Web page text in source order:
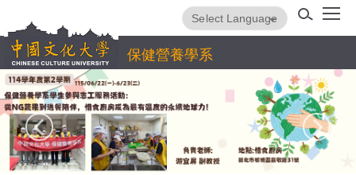
到
主
要
內
容
區
保健營養學系
Translate